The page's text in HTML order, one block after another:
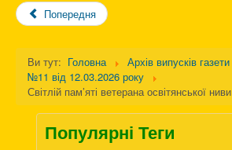
Попередня
Ви тут: Головна
Архів випусків газети
№11 від 12.03.2026 року
Світлій пам’яті ветерана освітянської ниви
Популярні Теги